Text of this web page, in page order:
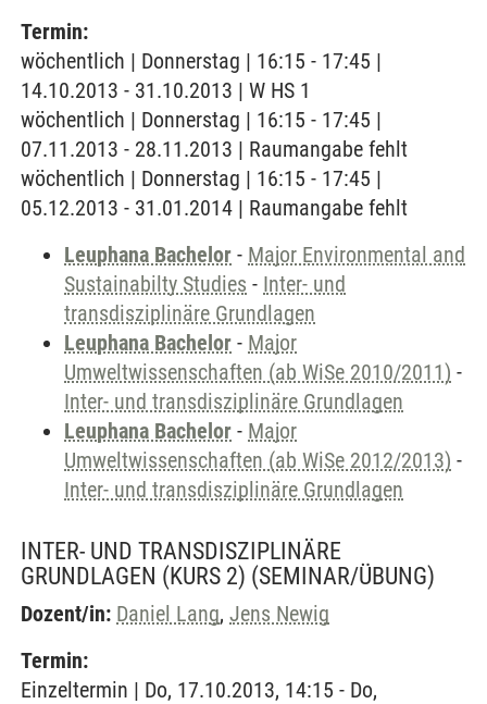
Termin:
wöchentlich | Donnerstag | 16:15 - 17:45 |
14.10.2013 - 31.10.2013 | W HS 1
wöchentlich | Donnerstag | 16:15 - 17:45 |
07.11.2013 - 28.11.2013 | Raumangabe fehlt
wöchentlich | Donnerstag | 16:15 - 17:45 |
05.12.2013 - 31.01.2014 | Raumangabe fehlt
Leuphana Bachelor - Major Environmental and
Sustainabilty Studies - Inter- und
transdisziplinäre Grundlagen
Leuphana Bachelor - Major
Umweltwissenschaften (ab WiSe 2010/2011) -
Inter- und transdisziplinäre Grundlagen
Leuphana Bachelor - Major
Umweltwissenschaften (ab WiSe 2012/2013) -
Inter- und transdisziplinäre Grundlagen
INTER- UND TRANSDISZIPLINÄRE
GRUNDLAGEN (KURS 2) (SEMINAR/ÜBUNG)
Dozent/in: Daniel Lang, Jens Newig
Termin:
Einzeltermin | Do, 17.10.2013, 14:15 - Do,